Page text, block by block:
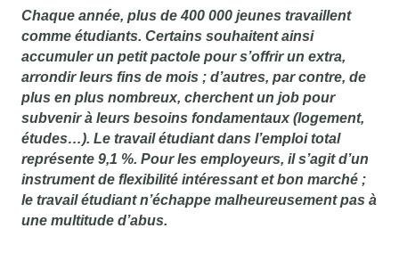
Chaque année, plus de 400 000 jeunes travaillent
comme étudiants. Certains souhaitent ainsi
accumuler un petit pactole pour s’offrir un extra,
arrondir leurs fins de mois ; d’autres, par contre, de
plus en plus nombreux, cherchent un job pour
subvenir à leurs besoins fondamentaux (logement,
études…). Le travail étudiant dans l’emploi total
représente 9,1 %. Pour les employeurs, il s’agit d’un
instrument de flexibilité intéressant et bon marché ;
le travail étudiant n’échappe malheureusement pas à
une multitude d’abus.